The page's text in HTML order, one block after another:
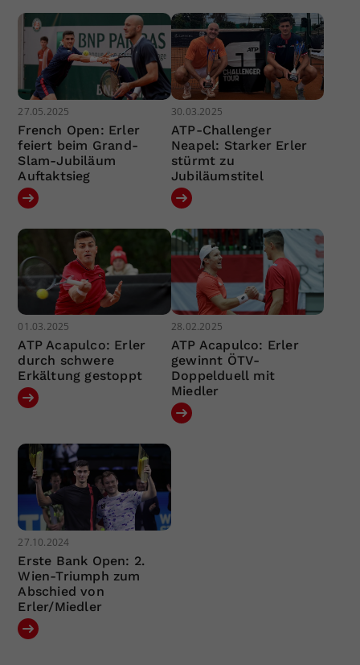
27.05.2025
French Open: Erler
feiert beim Grand-
Slam-Jubiläum
Auftaktsieg
30.03.2025
ATP-Challenger
Neapel: Starker Erler
stürmt zu
Jubiläumstitel
01.03.2025
ATP Acapulco: Erler
durch schwere
Erkältung gestoppt
28.02.2025
ATP Acapulco: Erler
gewinnt ÖTV-
Doppelduell mit
Miedler
27.10.2024
Erste Bank Open: 2.
Wien-Triumph zum
Abschied von
Erler/Miedler